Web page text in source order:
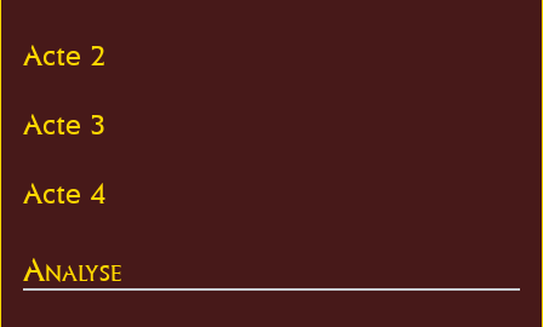
Acte 2
Acte 3
Acte 4
Analyse